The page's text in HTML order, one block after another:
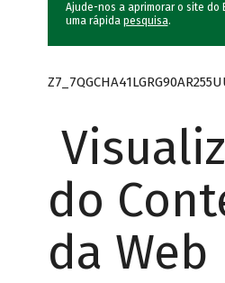
Ajude-nos a aprimorar o site do
uma rápida pesquisa.
do
da Web